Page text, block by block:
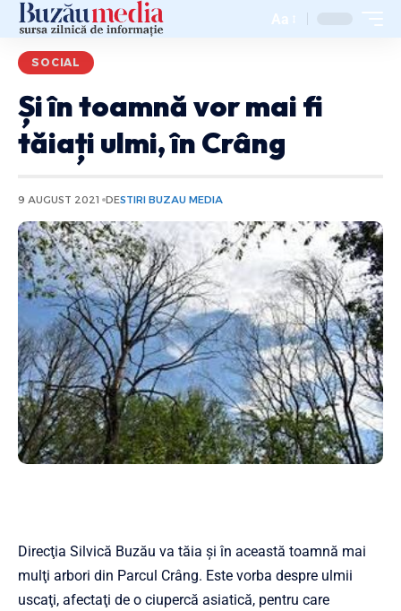
Aa
SOCIAL
Și în toamnă vor mai fi
tăiați ulmi, în Crâng
9 AUGUST 2021 DESTIRI BUZAU MEDIA
Direcţia Silvică Buzău va tăia şi în această toamnă mai
mulţi arbori din Parcul Crâng. Este vorba despre ulmii
uscaţi, afectaţi de o ciupercă asiatică, pentru care